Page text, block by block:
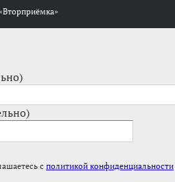
с политикой конфиденциальности